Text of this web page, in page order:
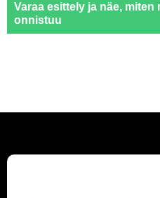
Varaa esittely ja näe,
onnistuu